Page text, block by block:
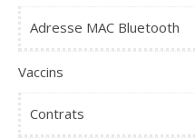
Adresse MAC Bluetooth
Vaccins
Contrats